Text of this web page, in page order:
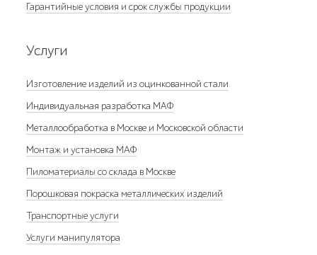
Гарантийные условия и срок службы продукции
Услуги
Изготовление изделий из оцинкованной стали
Индивидуальная разработка МАФ
Металлообработка в Москве и Московской области
Монтаж и установка МАФ
Пиломатериалы со склада в Москве
Порошковая покраска металлических изделий
Транспортные услуги
Услуги манипулятора